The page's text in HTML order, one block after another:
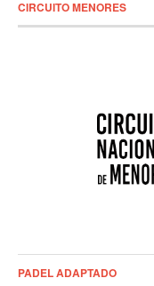
CIRCUITO MENORES
PADEL ADAPTADO